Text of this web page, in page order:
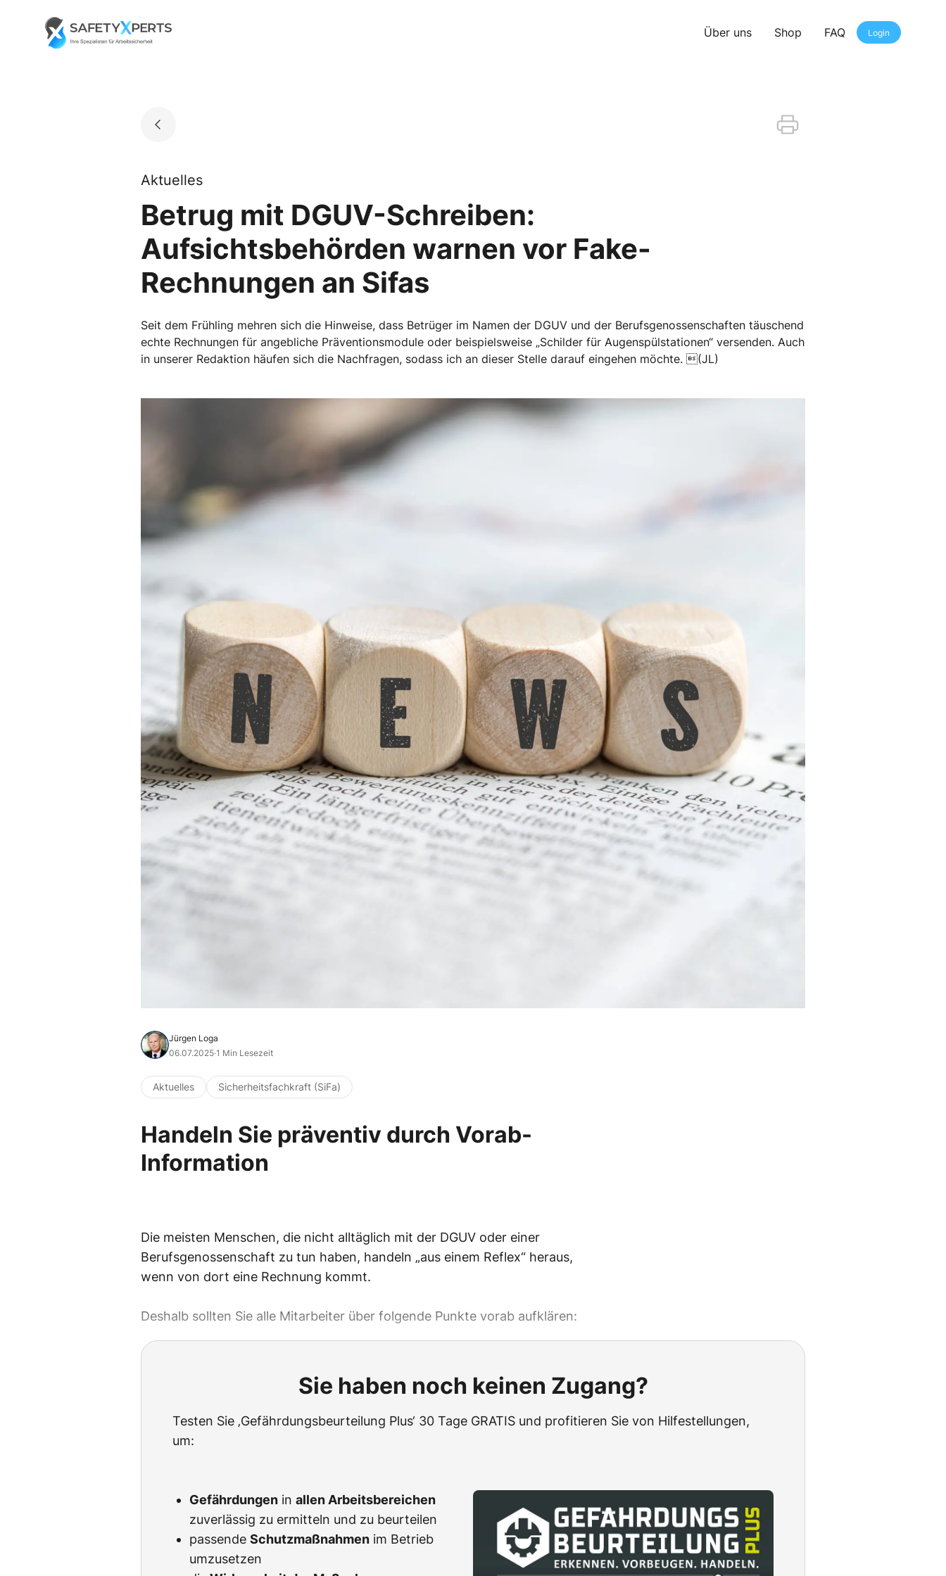
Go to landing page.
Über uns Shop FAQ Login
Aktuelles
Betrug mit DGUV-Schreiben:
Aufsichtsbehörden warnen vor Fake-
Rechnungen an Sifas
Seit dem Frühling mehren sich die Hinweise, dass Betrüger im Namen der DGUV und der Berufsgenossenschaften täuschend
echte Rechnungen für angebliche Präventionsmodule oder beispielsweise „Schilder für Augenspülstationen“ versenden. Auch
in unserer Redaktion häufen sich die Nachfragen, sodass ich an dieser Stelle darauf eingehen möchte. (JL)
Jürgen Loga
06.07.2025·1 Min Lesezeit
Aktuelles Sicherheitsfachkraft (SiFa)
Handeln Sie präventiv durch Vorab-
Information
Die meisten Menschen, die nicht alltäglich mit der DGUV oder einer
Berufsgenossenschaft zu tun haben, handeln „aus einem Reflex“ heraus,
wenn von dort eine Rechnung kommt.
Deshalb sollten Sie alle Mitarbeiter über folgende Punkte vorab aufklären:
Sie haben noch keinen Zugang?
Testen Sie ‚Gefährdungsbeurteilung Plus‘ 30 Tage GRATIS und profitieren Sie von Hilfestellungen,
um:
Gefährdungen in allen Arbeitsbereichen
zuverlässig zu ermitteln und zu beurteilen
passende Schutzmaßnahmen im Betrieb
umzusetzen